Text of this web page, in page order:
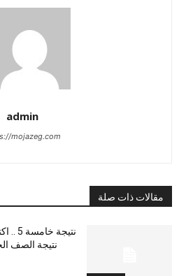
admin
mojazeg.com
مقالات ذات صلة